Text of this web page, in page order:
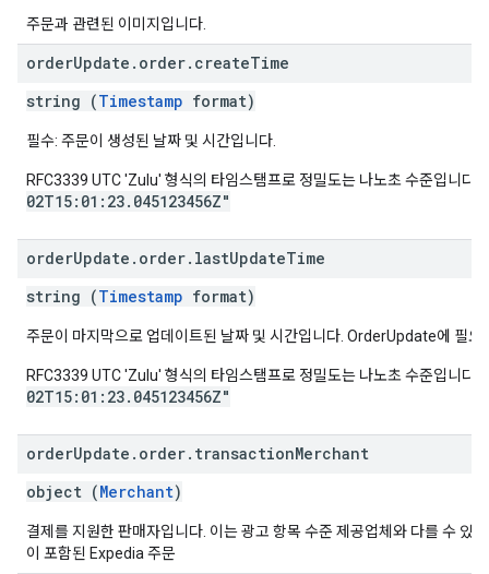
주문과 관련된 이미지입니다.
orderUpdate . order. createTime
string (Timestamp format)
필수: 주문이 생성된 날짜 및 시간입니다.
RFC3339 UTC 'Zulu' 형식의 타임스탬프로 정밀도는 나노초 수준입니다.
02T15:01:23.045123456Z"
orderUpdate . order. lastUpdateTime
string (Timestamp format)
주문이 마지막으로 업데이트된 날짜 및 시간입니다. OrderUpdate에 필요
RFC3339 UTC 'Zulu' 형식의 타임스탬프로 정밀도는 나노초 수준입니다.
02T15:01:23.045123456Z"
orderUpdate . order. transactionMerchant
object (Merchant)
결제를 지원한 판매자입니다. 이는 광고 항목 수준 제공업체와 다를 수 있
이 포함된 Expedia 주문